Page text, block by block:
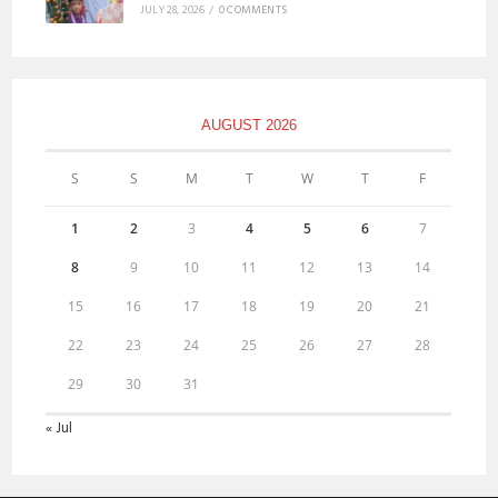
JULY 28, 2026 / 0 COMMENTS
AUGUST 2026
S S M T W T F
1 2 3 4 5 6 7
8 9 10 11 12 13 14
15 16 17 18 19 20 21
22 23 24 25 26 27 28
29 30 31
« Jul